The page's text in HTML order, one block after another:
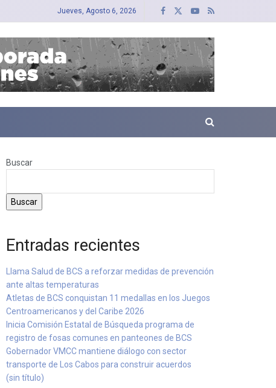
Jueves, Agosto 6, 2026
Buscar
Buscar
Entradas recientes
Llama Salud de BCS a reforzar medidas de prevención
ante altas temperaturas
Atletas de BCS conquistan 11 medallas en los Juegos
Centroamericanos y del Caribe 2026
Inicia Comisión Estatal de Búsqueda programa de
registro de fosas comunes en panteones de BCS
Gobernador VMCC mantiene diálogo con sector
transporte de Los Cabos para construir acuerdos
(sin título)